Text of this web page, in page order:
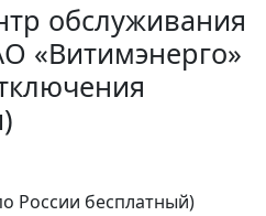
обслуживания
«Витимэнерго»
России бесплатный)